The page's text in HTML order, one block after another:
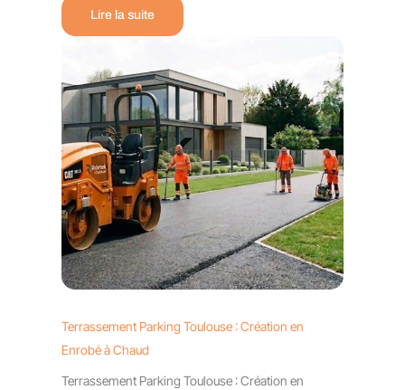
Lire la suite
Terrassement Parking Toulouse : Création en
Enrobé à Chaud
Terrassement Parking Toulouse : Création en